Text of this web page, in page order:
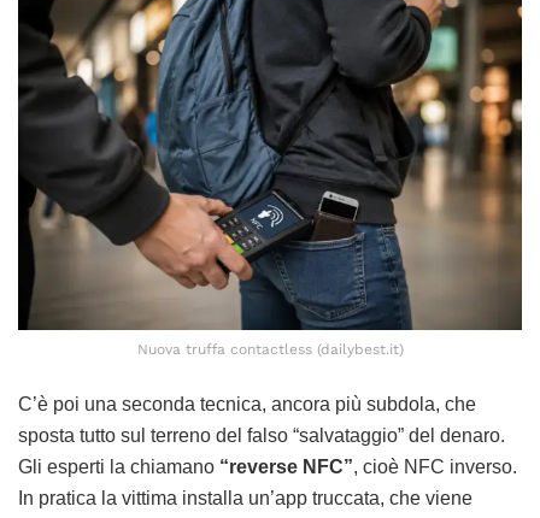
Nuova truffa contactless (dailybest.it)
C’è poi una seconda tecnica, ancora più subdola, che
sposta tutto sul terreno del falso “salvataggio” del denaro.
Gli esperti la chiamano “reverse NFC”, cioè NFC inverso.
In pratica la vittima installa un’app truccata, che viene